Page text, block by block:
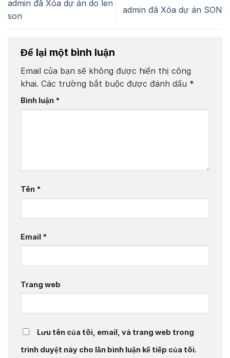
admin đã Xóa dự án do len
son
admin đã Xóa dự án SON
Để lại một bình luận
Email của bạn sẽ không được hiển thị công
khai. Các trường bắt buộc được đánh dấu *
Bình luận *
Tên *
Email *
Trang web
Lưu tên của tôi, email, và trang web trong
trình duyệt này cho lần bình luận kế tiếp của tôi.